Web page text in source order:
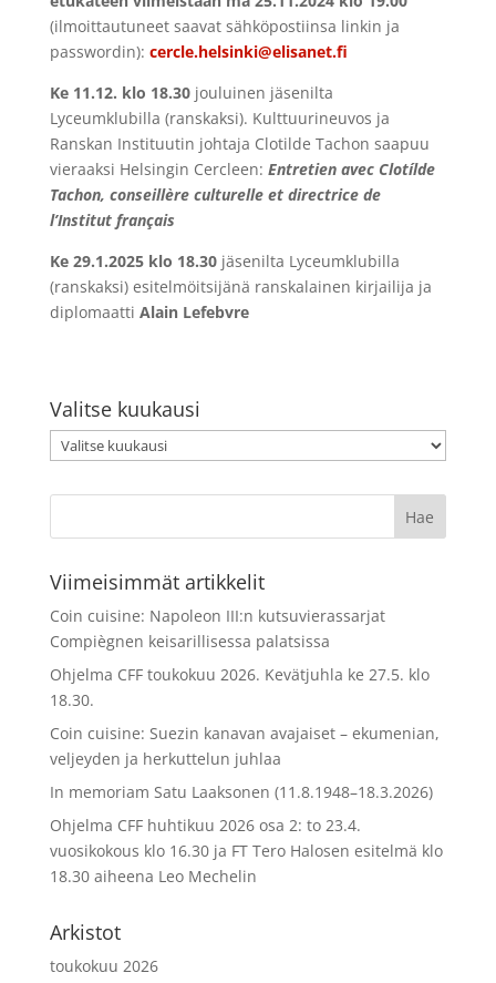
(ilmoittautuneet saavat sähköpostiinsa linkin ja
passwordin): cercle.helsinki@elisanet.fi
Ke 11.12. klo 18.30jouluinen jäsenilta
Lyceumklubilla (ranskaksi). Kulttuurineuvos ja
Ranskan Instituutin johtaja Clotilde Tachon saapuu
vieraaksi Helsingin Cercleen: Entretien avec Clotílde
Tachon, conseillère culturelle et directrice de
l’Institut français
Ke 29.1.2025 klo 18.30jäsenilta Lyceumklubilla
(ranskaksi) esitelmöitsijänä ranskalainen kirjailija ja
diplomaatti Alain Lefebvre
Valitse kuukausi
Valitse
kuukausi
Viimeisimmät artikkelit
Coin cuisine: Napoleon III:n kutsuvierassarjat
Compiègnen keisarillisessa palatsissa
Ohjelma CFF toukokuu 2026. Kevätjuhla ke 27.5. klo
18.30.
Coin cuisine: Suezin kanavan avajaiset – ekumenian,
veljeyden ja herkuttelun juhlaa
In memoriam Satu Laaksonen (11.8.1948–18.3.2026)
Ohjelma CFF huhtikuu 2026 osa 2: to 23.4.
vuosikokous klo 16.30 ja FT Tero Halosen esitelmä klo
18.30 aiheena Leo Mechelin
Arkistot
toukokuu 2026